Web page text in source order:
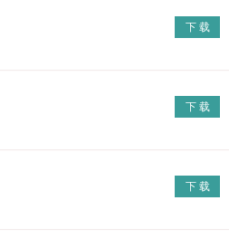
下 载
下 载
下 载